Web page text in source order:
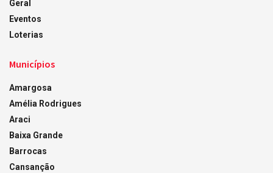
Geral
Eventos
Loterias
Municípios
Amargosa
Amélia Rodrigues
Araci
Baixa Grande
Barrocas
Cansanção